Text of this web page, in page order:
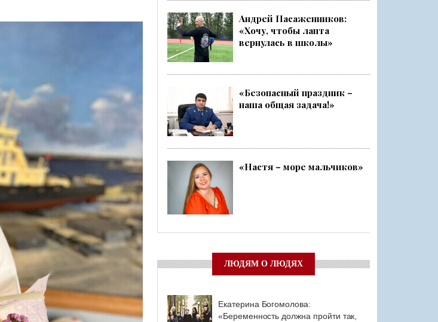
Особенный спортивно-туристский слёт
Юлия Бахир в составе сборной Ленобласти стала серебряным ...
27 ИЮЛЯ 2026
ОБЩЕСТВО
Трудовой отряд: делаем город чище, а себя — каждый раз ещ...
27 ИЮЛЯ 2026
ОБЩЕСТВО
Новоселье в поселке Синявино
24 ИЮЛЯ 2026
ОБЩЕСТВО
Скоро в школу!
24 ИЮЛЯ 2026
ОБЩЕСТВО
Спрашивали? Отвечаем!
04 АВГУСТА 2026
Андрей Пасаженников:
«Хочу, чтобы лапта
вернулась в школы»
«Безопасный праздник –
наша общая задача!»
«Настя – море мальчиков»
ЛЮДЯМ О ЛЮДЯХ
Екатерина Богомолова:
«Беременность должна пройти так,